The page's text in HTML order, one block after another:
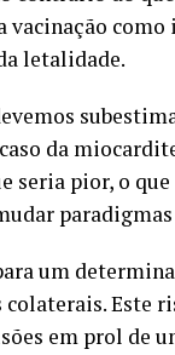
vacinação
letalidade.
da
seria pior, o
um
Este
em prol de